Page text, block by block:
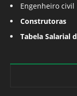
Engenheiro civil
Construtoras
Tabela Salarial